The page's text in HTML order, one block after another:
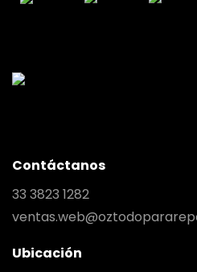
Contáctanos
33 3823 1282
Ubicación